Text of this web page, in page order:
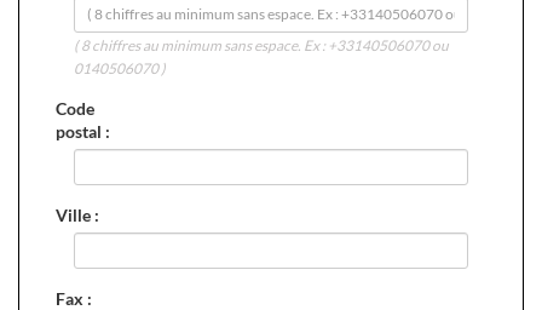
( 8 chiffres au minimum sans espace. Ex : +33140506070 ou
0140506070 )
Code
postal :
Ville :
Fax :